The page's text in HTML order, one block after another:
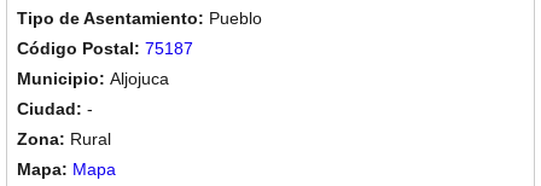
Pueblo
75187
Aljojuca
-
Rural
Mapa